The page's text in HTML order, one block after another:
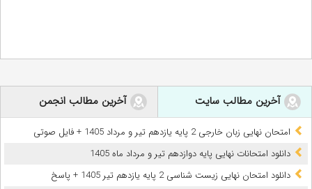
آخرین مطالب سایت آخرین مطالب انجمن
امتحان نهایی زبان خارجی 2 پایه یازدهم تیر و مرداد 1405 + فایل صوتی
دانلود امتحانات نهایی پایه دوازدهم تیر و مرداد ماه 1405
دانلود امتحان نهایی زیست شناسی 2 پایه یازدهم تیر 1405 + پاسخ